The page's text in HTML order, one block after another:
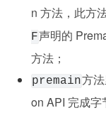
n 方法，此方
F声明的
方法；
premain方
on API 完成字